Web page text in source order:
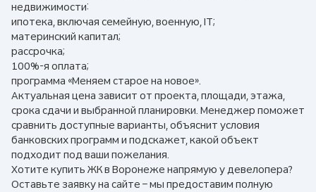
недвижимости:
ипотека, включая семейную, военную, IT;
материнский капитал;
рассрочка;
100%-я оплата;
программа «Меняем старое на новое».
Актуальная цена зависит от проекта, площади, этажа,
срока сдачи и выбранной планировки. Менеджер поможет
сравнить доступные варианты, объяснит условия
банковских программ и подскажет, какой объект
подходит под ваши пожелания.
Хотите купить ЖК в Воронеже напрямую у девелопера?
Оставьте заявку на сайте – мы предоставим полную